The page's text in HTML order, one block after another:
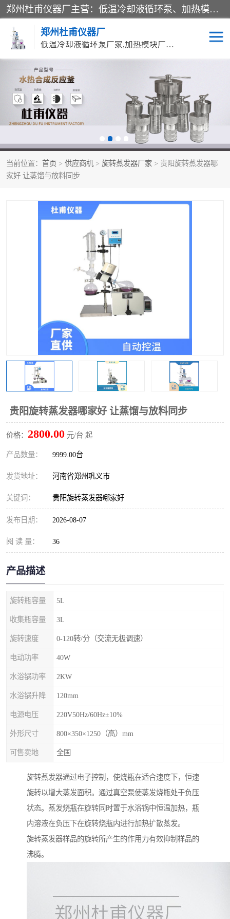
郑州杜甫仪器厂主营：低温冷却液循环泵、加热模块、水热合成反应釜、水油浴锅、旋转蒸发器、循环水真空泵等产品。郑州杜甫仪器厂在众多的教学仪器行业中依靠科技力量扬长避短、迅速发展，成为国家教委*生产教学仪器的厂家，产品具有国内良好水平，主导产品通过ISO9002质量认证。
郑州杜甫仪器厂
低温冷却液循环泵厂家,加热模块厂家,水热合成反应釜厂家,水油浴锅厂家,旋转蒸发器厂家
当前位置： 首页 > 供应商机 > 旋转蒸发器厂家 > 贵阳旋转蒸发器哪
家好 让蒸馏与放料同步
贵阳旋转蒸发器哪家好 让蒸馏与放料同步
价格： 2800.00 元/台 起
产品数量： 9999.00台
发货地址： 河南省郑州巩义市
关键词： 贵阳旋转蒸发器哪家好
发布日期： 2026-08-07
阅 读 量： 36
产品描述
旋转瓶容量 5L
收集瓶容量 3L
旋转速度 0-120转/分（交流无极调速）
电动功率 40W
水浴锅功率 2KW
水浴锅升降 120mm
电源电压 220V50Hz/60Hz±10%
外形尺寸 800×350×1250（高）mm
可售卖地 全国
旋转蒸发器通过电子控制，使烧瓶在适合速度下，恒速
旋转以增大蒸发面积。通过真空泵使蒸发烧瓶处于负压
状态。蒸发烧瓶在旋转同时置于水浴锅中恒温加热，瓶
内溶液在负压下在旋转烧瓶内进行加热扩散蒸发。
旋转蒸发器样品的旋转所产生的作用力有效抑制样品的
沸腾。
循环水真空泵厂家 水热合成反应釜厂家
低温冷却液循环泵厂家 加热模块厂家
气流烘干器
旋转蒸发器厂家 双层玻璃反应釜10L
高温循环油浴锅母
电动搅拌器